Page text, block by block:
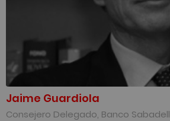
Jaime Guardiola
Consejero Delegado, Banco Sabadell